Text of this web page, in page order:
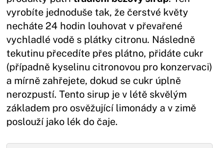
vyrobíte jednoduše tak, že čerstvé květy
necháte 24 hodin louhovat v převařené
vychladlé vodě s plátky citronu. Následně
tekutinu přecedíte přes plátno, přidáte cukr
(případně kyselinu citronovou pro konzervaci)
a mírně zahřejete, dokud se cukr úplně
nerozpustí. Tento sirup je v létě skvělým
základem pro osvěžující limonády a v zimě
poslouží jako lék do čaje.